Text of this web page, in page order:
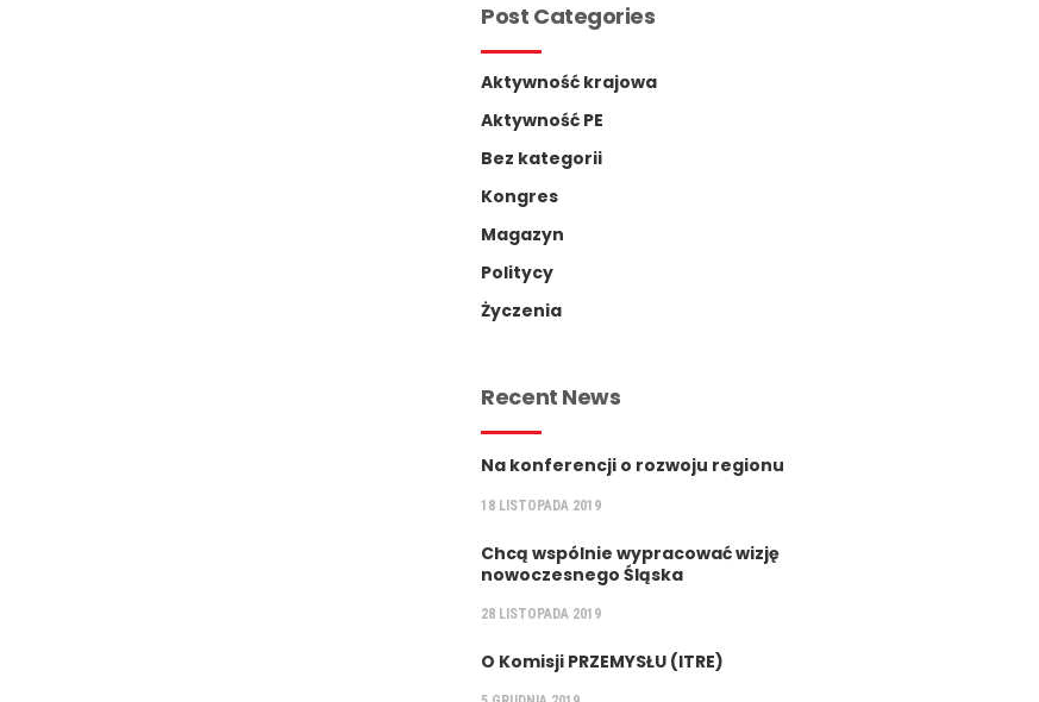
Post Categories
Aktywność krajowa
Aktywność PE
Bez kategorii
Kongres
Magazyn
Politycy
Życzenia
Recent News
Na konferencji o rozwoju regionu
18 LISTOPADA 2019
Chcą wspólnie wypracować wizję
nowoczesnego Śląska
28 LISTOPADA 2019
O Komisji PRZEMYSŁU (ITRE)